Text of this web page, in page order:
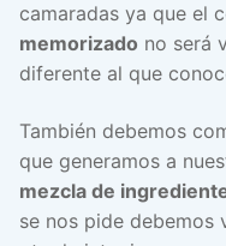
camaradas ya que el
memorizado no será
diferente al que
También debemos
que generamos a
mezcla de
se nos pide debemos